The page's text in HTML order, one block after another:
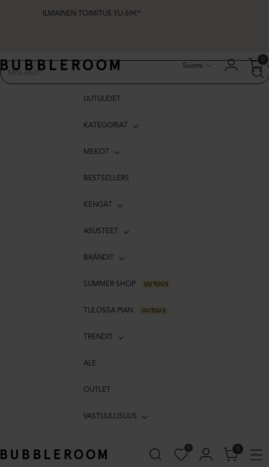
ILMAINEN TOIMITUS YLI 69€*
Suomi
0
UUTUUDET
KATEGORIAT
MEKOT
BESTSELLERS
KENGÄT
ASUSTEET
BRÄNDIT
SUMMER SHOP UUTUUS
TULOSSA PIAN UUTUUS
TRENDIT
ALE
OUTLET
VASTUULLISUUS
0 0